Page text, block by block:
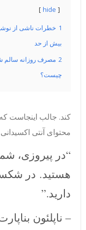
hide
خطرات ناشی از
بیش از حد
مصرف روزانه سالم
چیست؟
کند. جالب اینجاست
محتوای آنتی اکسیدانی
“در پیروزی،
هستید. در
دارید.”
– ناپلئون بناپارت